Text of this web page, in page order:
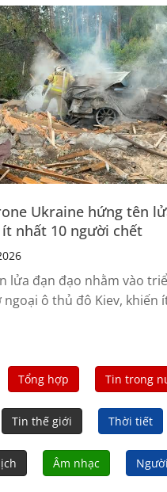
Ukraine hứng tên
nhất 10 người chết
lửa đạn đạo nhằm vào
ô thủ đô Kiev, khiến
Tổng hợp Tin trong
Tin thế giới Thời tiết
Âm nhạc